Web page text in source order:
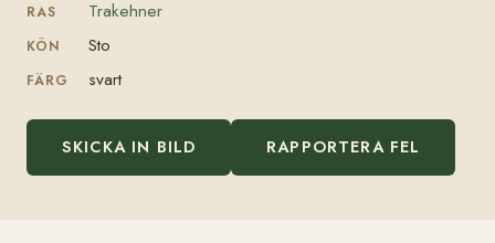
RAS Trakehner
KÖN Sto
FÄRG svart
SKICKA IN BILD RAPPORTERA FEL